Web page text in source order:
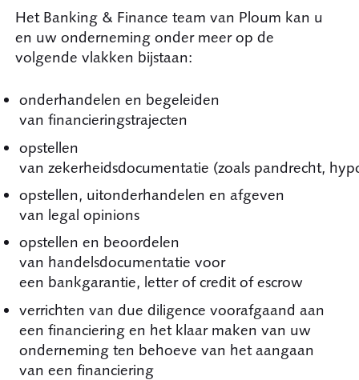
Het Banking & Finance team van Ploum kan u
en uw onderneming onder meer op de
volgende vlakken bijstaan:
onderhandelen en begeleiden
van financieringstrajecten
opstellen
van zekerheidsdocumentatie (zoals pandrecht,
opstellen, uitonderhandelen en afgeven
van legal opinions
opstellen en beoordelen
van handelsdocumentatie voor
een bankgarantie, letter of credit of escrow
verrichten van due diligence voorafgaand aan
een financiering en het klaar maken van uw
onderneming ten behoeve van het aangaan
van een financiering